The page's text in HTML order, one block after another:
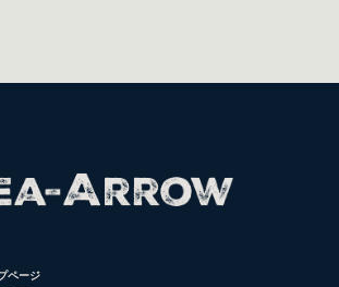
ページ